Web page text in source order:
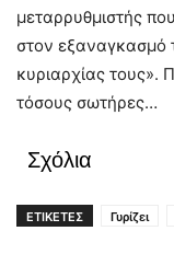
μεταρρυθμιστής
στον εξαναγκασμό
κυριαρχίας τους».
τόσους σωτήρες…
Σχόλια
ΕΤΙΚΕΤΕΣ Γυρίζει